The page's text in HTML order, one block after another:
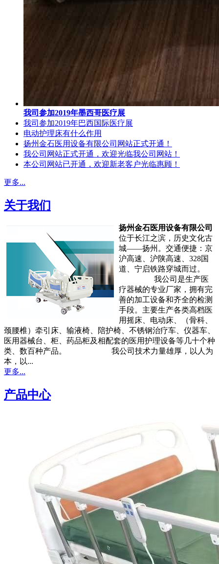
我司参加2019年墨西哥医疗展
我司参加2019年巴西国际医疗展
电动护理床有什么作用
扬州金石医用设备有限公司网站正式开通！
我公司网站正式开通，欢迎光临我公司网站！
本公司网站已开通，欢迎新老客户光临惠顾！
更多...
关于我们
扬州金石医用设备有限公司
位于长江之滨，历史文化古
城——扬州。交通便捷：京
沪高速、沪陕高速、328国
道、宁启铁路穿城而过。
我公司是生产医
疗器械的专业厂家，拥有完
善的加工设备和齐全的检测
手段。主要生产各类高档医
用摇床、电动床、（骨科、
颈腰椎）牵引床、输液椅、陪护椅、不锈钢治疗车、仪器车、
医用器械台、柜、药品柜及相配套的医用护理设备等几十个种
类、数百种产品。 我公司技术力量雄厚，以人为
本，以...
更多...
产品中心